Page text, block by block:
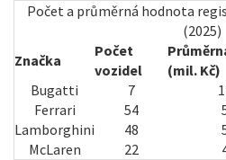
Počet a průměrná hodnota
(2025)
Značka
Počet
vozidel
(mil. Kč)
Bugatti
7
Ferrari
54
Lamborghini
48
McLaren
22